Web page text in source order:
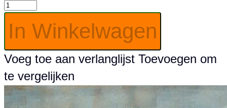
In Winkelwagen
Voeg toe aan verlanglijst Toevoegen om
te vergelijken